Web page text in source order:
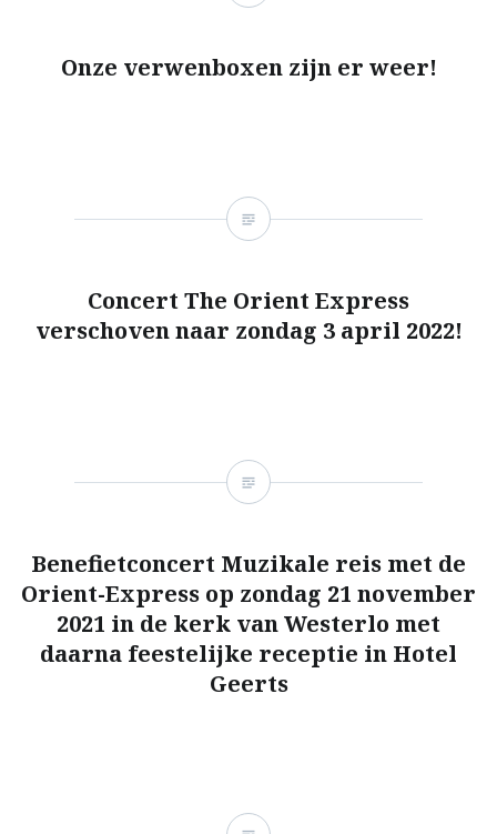
Onze verwenboxen zijn er weer!
Concert The Orient Express
verschoven naar zondag 3 april 2022!
Benefietconcert Muzikale reis met de
Orient-Express op zondag 21 november
2021 in de kerk van Westerlo met
daarna feestelijke receptie in Hotel
Geerts